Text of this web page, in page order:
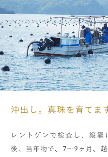
沖出し。真珠を育てま
レントゲンで検査し、縦
後、当年物で、7～9ヶ月、